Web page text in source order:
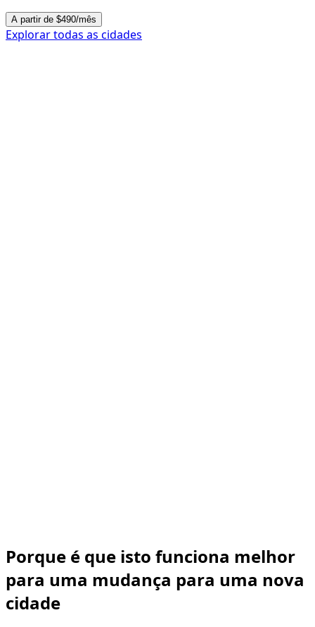
A partir de $490/mês
Explorar todas as cidades
Porque é que isto funciona melhor
para uma mudança para uma nova
cidade